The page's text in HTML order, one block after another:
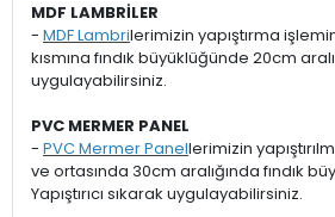
MDF LAMBRİLER
- MDF Lambrilerimizin yapıştırma
kısmına fındık büyüklüğünde 20cm
uygulayabilirsiniz.
PVC MERMER PANEL
- PVC Mermer Panellerimizin
ve ortasında 30cm aralığında fındık
Yapıştırıcı sıkarak uygulayabilirsiniz.